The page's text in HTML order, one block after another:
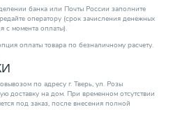
Котлы
банка или Почты России заполните
оператору (срок зачисления денежных
с момента оплаты).
оплаты товара по безналичному расчету.
по адресу г. Тверь, ул. Розы
доставку на дом. При временном отсутствии
под заказ, после внесения полной